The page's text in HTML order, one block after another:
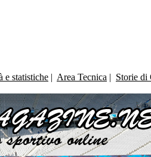
e statistiche | Area Tecnica | Storie di